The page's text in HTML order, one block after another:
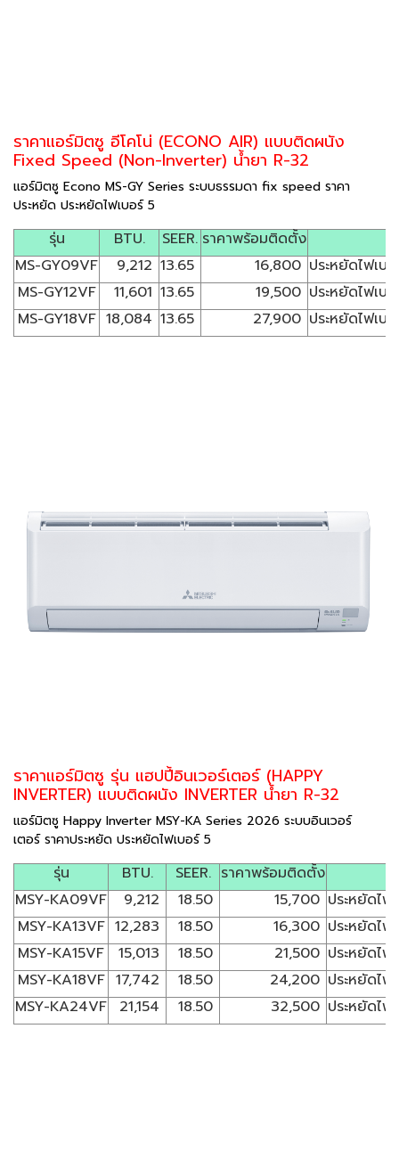
ราคาแอร์มิตซู อีโคโน่ (ECONO AIR) แบบติดผนัง
Fixed Speed (Non-Inverter) น้ำยา R-32
แอร์มิตซู Econo MS-GY Series ระบบธรรมดา fix speed ราคา
ประหยัด ประหยัดไฟเบอร์ 5
รุ่น BTU. SEER. ราคาพร้อมติดตั้ง
MS-GY09VF
9,212 13.65 16,800 ประหยัดไฟเบ
MS-GY12VF
11,601 13.65 19,500 ประหยัดไฟเบ
MS-GY18VF 18,084 13.65 27,900 ประหยัดไฟเบ
ราคาแอร์มิตซู รุ่น แฮปปี้อินเวอร์เตอร์ (HAPPY
INVERTER) แบบติดผนัง INVERTER น้ำยา R-32
แอร์มิตซู Happy Inverter MSY-KA Series 2026 ระบบอินเวอร์
เตอร์ ราคาประหยัด ประหยัดไฟเบอร์ 5
รุ่น BTU. SEER. ราคาพร้อมติดตั้ง
MSY-KA09VF
9,212 18.50 15,700 ประหยัดไฟ
MSY-KA13VF 12,283 18.50 16,300 ประหยัดไฟ
MSY-KA15VF
15,013 18.50 21,500 ประหยัดไฟ
MSY-KA18VF 17,742 18.50 24,200 ประหยัดไฟ
MSY-KA24VF
21,154 18.50 32,500 ประหยัดไฟ